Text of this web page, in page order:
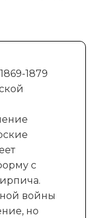
1879
с
войны
но